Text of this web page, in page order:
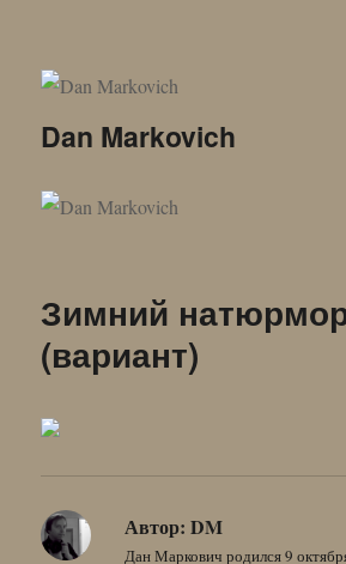
Dan Markovich
Зимний
(вариант)
Автор: DM
Дан Маркович родился 9